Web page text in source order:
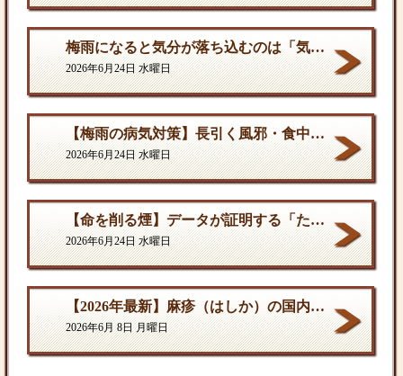
梅雨になると気分が落ち込むのは「気のせい」ではない
2026年6月24日 水曜日
【梅雨の病気対策】長引く風邪・食中毒・カビの脅威から体を守る方法
2026年6月24日 水曜日
【命を削る煙】データが証明する「たばこ関連死」の真実
2026年6月24日 水曜日
【2026年最新】麻疹（はしか）の国内流行状況と対策
2026年6月 8日 月曜日